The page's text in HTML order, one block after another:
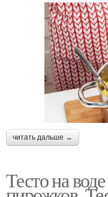
читать дальше →
Тесто на